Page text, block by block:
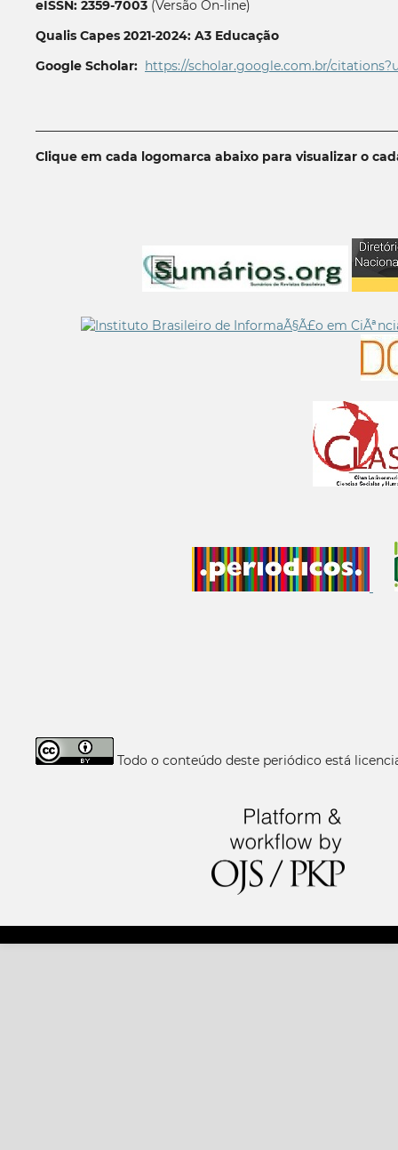
eISSN: 2359-7003(Versão On-line)
Qualis Capes 2021-2024: A3 Educação
Google Scholar: https://scholar.google.com.br/
Clique em cada logomarca abaixo para visualizar o
Todo o conteúdo deste periódico está